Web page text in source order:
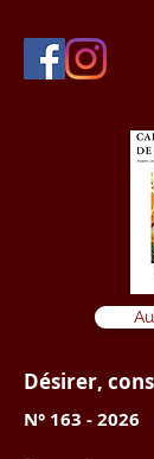
Désirer,
N° 163 - 2026